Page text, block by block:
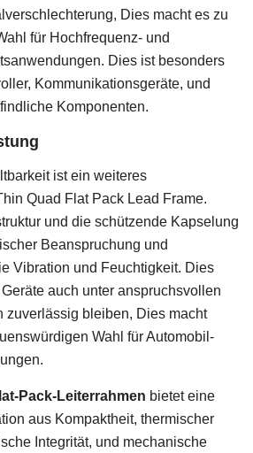
Dies macht es zu
für Hochfrequenz- und
Dies ist besonders
Kommunikationsgeräte, und
Komponenten.
ist ein weiteres
Quad Flat Pack Lead Frame.
und die schützende Kapselung
Beanspruchung und
Vibration und Feuchtigkeit. Dies
auch unter anspruchsvollen
zuverlässig bleiben, Dies macht
Wahl für Automobil-
Pack-Leiterrahmen bietet eine
aus Kompaktheit, thermischer
Integrität, und mechanische